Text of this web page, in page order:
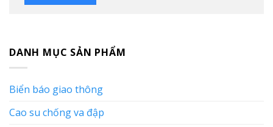
DANH MỤC SẢN PHẨM
Biển báo giao thông
Cao su chống va đập